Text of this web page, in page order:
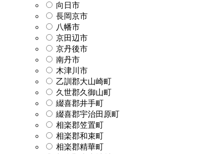
向日市
長岡京市
八幡市
京田辺市
京丹後市
南丹市
木津川市
乙訓郡大山崎町
久世郡久御山町
綴喜郡井手町
綴喜郡宇治田原町
相楽郡笠置町
相楽郡和束町
相楽郡精華町